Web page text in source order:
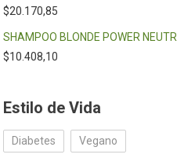
$20.170,85
SHAMPOO BLONDE POWER
$10.408,10
Estilo de Vida
Diabetes Vegano